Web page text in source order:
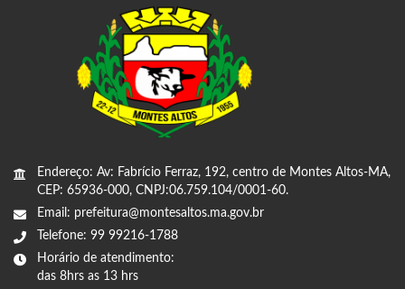
Endereço: Av: Fabrício Ferraz, 192, centro de Montes Altos-MA,
CEP: 65936-000, CNPJ:06.759.104/0001-60.
Email: prefeitura@montesaltos.ma.gov.br
Telefone: 99 99216-1788
Horário de atendimento:
das 8hrs as 13 hrs